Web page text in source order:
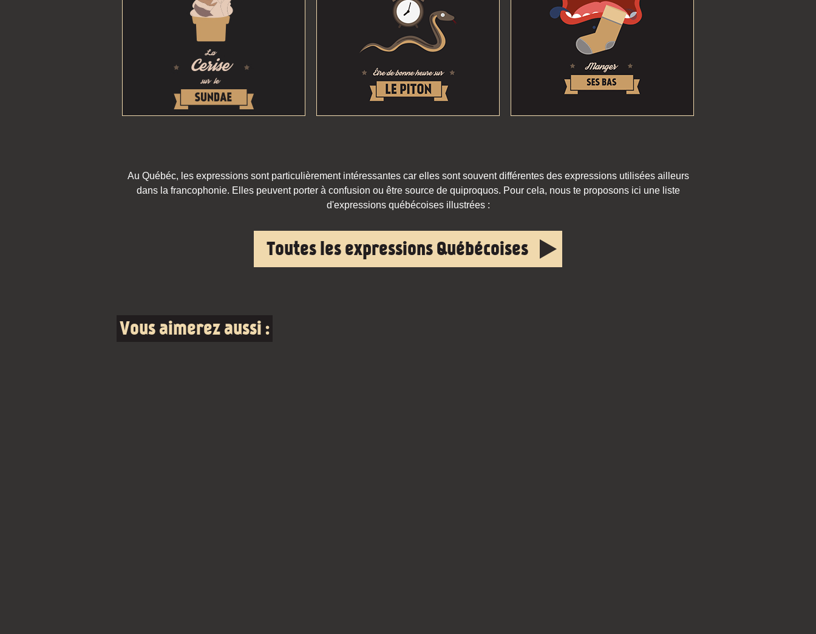
Au Québéc, les expressions sont particulièrement intéressantes car elles sont souvent différentes des expressions utilisées ailleurs
dans la francophonie. Elles peuvent porter à confusion ou être source de quiproquos. Pour cela, nous te proposons ici une liste
d'expressions québécoises illustrées :
Toutes les expressions Québécoises
Vous aimerez aussi :